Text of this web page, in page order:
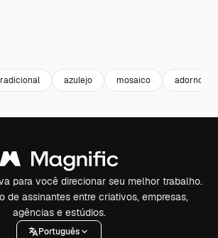
azulejo mosaico adorno
para você direcionar seu melhor trabalho.
de assinantes entre criativos, empresas,
agências e estúdios.
Português